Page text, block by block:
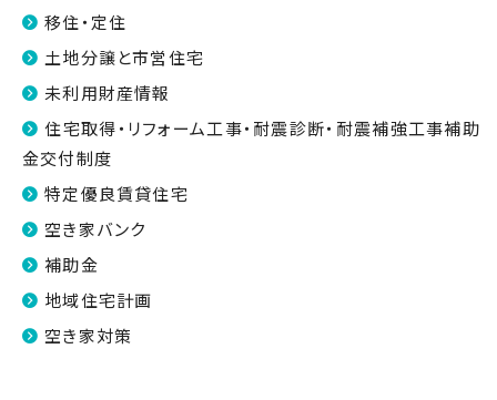
吹上浜海浜公園 婚活イベント2026 第2弾
移住・定住
土地分譲と市営住宅
未利用財産情報
住宅取得・リフォーム工事・耐震診断・耐震補強工事補助
金交付制度
特定優良賃貸住宅
空き家バンク
補助金
地域住宅計画
空き家対策